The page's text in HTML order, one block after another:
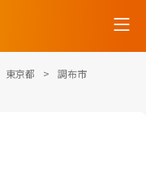
東京都
調布市